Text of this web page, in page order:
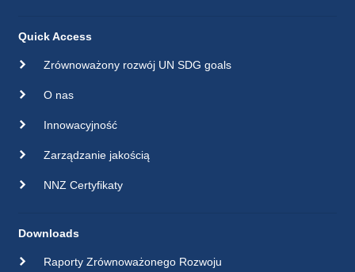
Quick Access
Zrównoważony rozwój UN SDG goals
O nas
Innowacyjność
Zarządzanie jakością
NNZ Certyfikaty
Downloads
Raporty Zrównoważonego Rozwoju